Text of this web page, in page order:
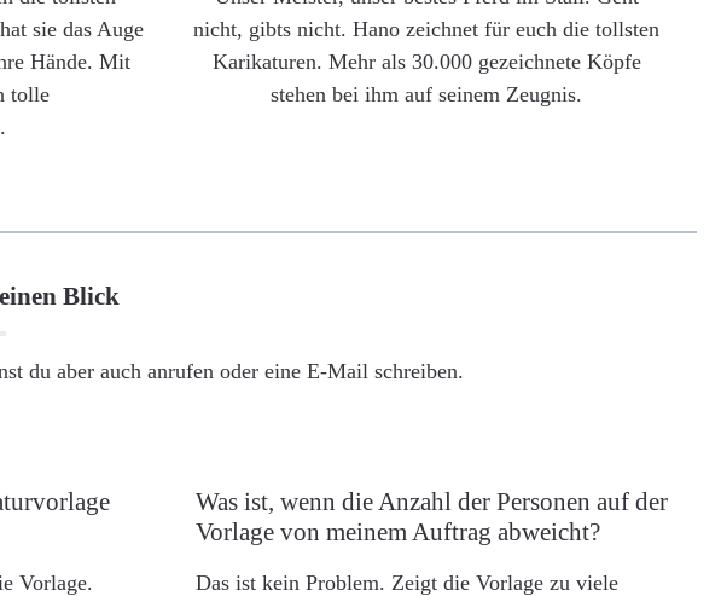
sie das Auge
Hände. Mit
tolle
nicht, gibts nicht. Hano zeichnet für euch die tollsten
Karikaturen. Mehr als 30.000 gezeichnete Köpfe
stehen bei ihm auf seinem Zeugnis.
Blick
du aber auch anrufen oder eine E-Mail schreiben.
Vorlage.
Was ist, wenn die Anzahl der Personen auf der
Vorlage von meinem Auftrag abweicht?
Das ist kein Problem. Zeigt die Vorlage zu viele